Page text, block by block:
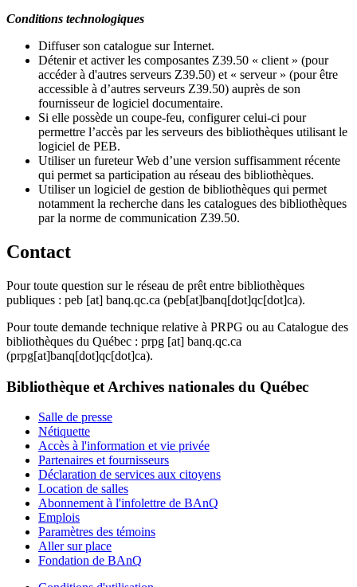
Conditions technologiques
Diffuser son catalogue sur Internet.
Détenir et activer les composantes Z39.50 « client » (pour
accéder à d'autres serveurs Z39.50) et « serveur » (pour être
accessible à d’autres serveurs Z39.50) auprès de son
fournisseur de logiciel documentaire.
Si elle possède un coupe-feu, configurer celui-ci pour
permettre l’accès par les serveurs des bibliothèques utilisant le
logiciel de PEB.
Utiliser un fureteur Web d’une version suffisamment récente
qui permet sa participation au réseau des bibliothèques.
Utiliser un logiciel de gestion de bibliothèques qui permet
notamment la recherche dans les catalogues des bibliothèques
par la norme de communication Z39.50.
Contact
Pour toute question sur le réseau de prêt entre bibliothèques
publiques : peb [at] banq.qc.ca (peb[at]banq[dot]qc[dot]ca).
Pour toute demande technique relative à PRPG ou au Catalogue des
bibliothèques du Québec : prpg [at] banq.qc.ca
(prpg[at]banq[dot]qc[dot]ca).
Bibliothèque et Archives nationales du Québec
Salle de presse
Nétiquette
Accès à l'information et vie privée
Partenaires et fournisseurs
Déclaration de services aux citoyens
Location de salles
Abonnement à l'infolettre de BAnQ
Emplois
Paramètres des témoins
Aller sur place
Fondation de BAnQ